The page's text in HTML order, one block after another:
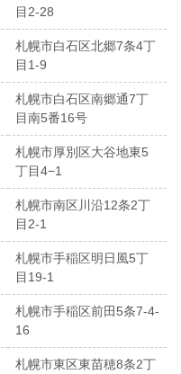
目2-28
札幌市白石区北郷7条4丁
目1-9
札幌市白石区南郷通7丁
目南5番16号
札幌市厚別区大谷地東5
丁目4−1
札幌市南区川沿12条2丁
目2-1
札幌市手稲区明日風5丁
目19-1
札幌市手稲区前田5条7-4-
16
札幌市東区東苗穂8条2丁